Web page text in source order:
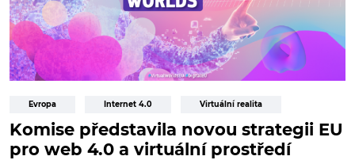
Evropa Internet 4.0 Virtuální realita
Komise představila novou strategii EU
pro web 4.0 a virtuální prostředí